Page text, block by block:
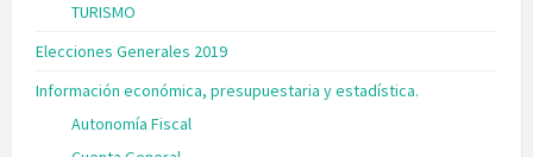
TURISMO
Elecciones Generales 2019
Información económica, presupuestaria y estadística.
Autonomía Fiscal